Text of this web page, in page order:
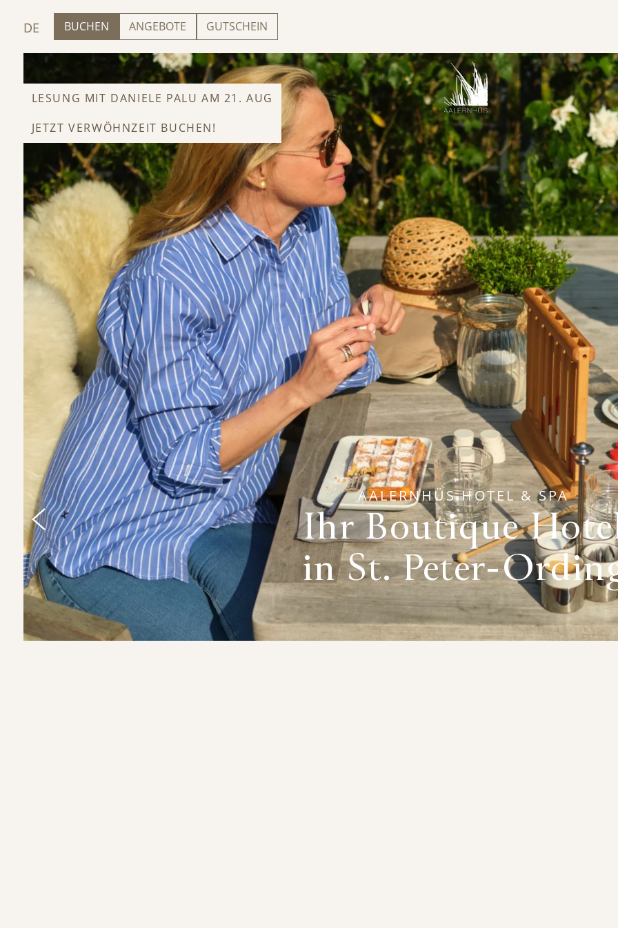
DE BUCHEN ANGEBOTE GUTSCHEIN
AALERNHÜS HOTEL & SPA
Ihr Boutique
in St. Peter-
LESUNG MIT DANIELE PALU AM 21. AUG
JETZT VERWÖHNZEIT BUCHEN!